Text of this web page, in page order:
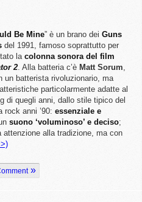
Be Mine” è un brano dei Guns
del 1991, famoso soprattutto per
la colonna sonora del film
2. Alla batteria c’è Matt Sorum,
un batterista rivoluzionario, ma
particolarmente adatte al
di quegli anni, dallo stile tipico del
rock anni ’90: essenziale e
suono ‘voluminoso’ e deciso;
alla tradizione, ma con